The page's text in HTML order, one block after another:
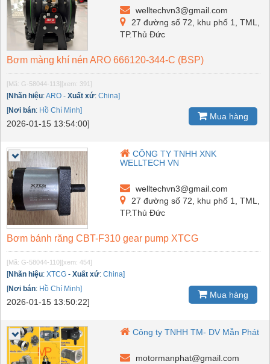
welltechvn3@gmail.com
27 đường số 72, khu phố 1, TML,
TP.Thủ Đức
Bơm màng khí nén ARO 666120-344-C (BSP)
[Mã: G-58044-113][xem: 391]
[Nhãn hiệu:ARO - Xuất xứ: China]
[Nơi bán: Hồ Chí Minh]
2026-01-15 13:54:00]
Mua hàng
CÔNG TY TNHH XNK
WELLTECH VN
welltechvn3@gmail.com
27 đường số 72, khu phố 1, TML,
TP.Thủ Đức
Bơm bánh răng CBT-F310 gear pump XTCG
[Mã: G-58044-110][xem: 454]
[Nhãn hiệu: XTCG - Xuất xứ: China]
[Nơi bán: Hồ Chí Minh]
2026-01-15 13:50:22]
Mua hàng
Công ty TNHH TM- DV Mẫn Phát
motormanphat@gmail.com